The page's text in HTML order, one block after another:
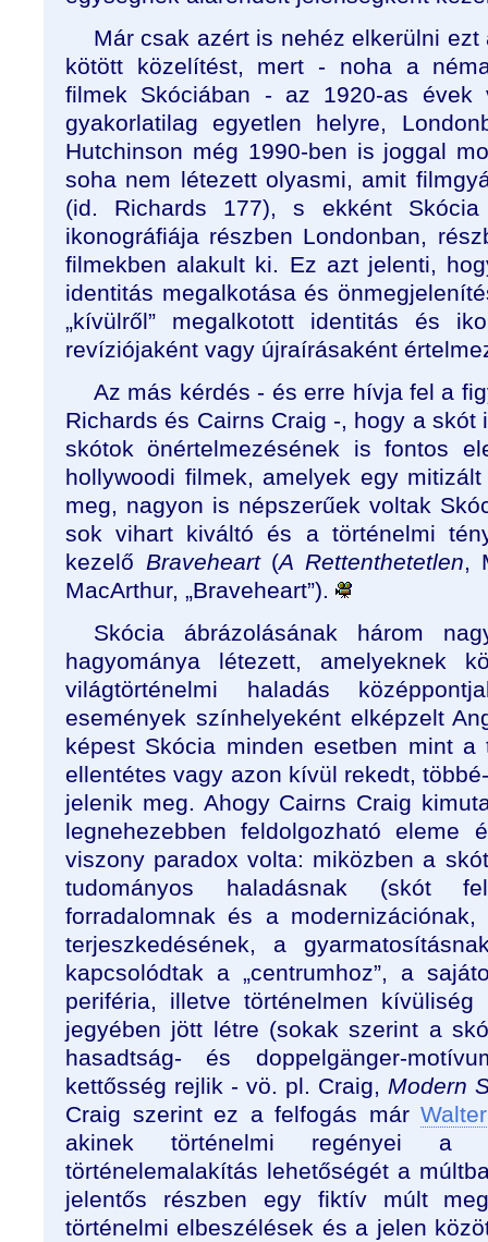
Már csak azért is nehéz elkerülni
kötött közelítést, mert - noha a
filmek Skóciában - az 1920-as évek
gyakorlatilag egyetlen helyre,
Hutchinson még 1990-ben is joggal
soha nem létezett olyasmi, amit
(id. Richards 177), s ekként
ikonográfiája részben Londonban,
filmekben alakult ki. Ez azt jelenti,
identitás megalkotása és
„kívülről” megalkotott identitás és
revíziójaként vagy újraírásaként
Az más kérdés - és erre hívja fel a
Richards és Cairns Craig -, hogy a
skótok önértelmezésének is fontos
hollywoodi filmek, amelyek egy
meg, nagyon is népszerűek voltak
sok vihart kiváltó és a történelmi
kezelő Braveheart(A Rettenthetetlen,
MacArthur, „Braveheart”).
Skócia ábrázolásának három
hagyománya létezett, amelyeknek
világtörténelmi haladás
események színhelyeként elképzelt
képest Skócia minden esetben mint a
ellentétes vagy azon kívül rekedt,
jelenik meg. Ahogy Cairns Craig
legnehezebben feldolgozható eleme
viszony paradox volta: miközben a
tudományos haladásnak (skót
forradalomnak és a
terjeszkedésének, a
kapcsolódtak a „centrumhoz”, a
periféria, illetve történelmen kívüliség
jegyében jött létre (sokak szerint a
hasadtság- és doppelgänger-
kettősség rejlik - vö. pl. Craig, Modern
Craig szerint ez a felfogás márWalter
akinek történelmi regényei a
történelemalakítás lehetőségét a
jelentős részben egy fiktív múlt
történelmi elbeszélések és a jelen